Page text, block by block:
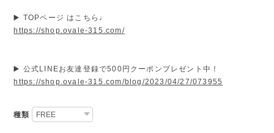
▶️ TOPページ はこちら♩
https://shop.ovale-315.com/
▶️ 公式LINEお友達登録で500円クーポンプレゼント中！
https://shop.ovale-315.com/blog/2023/04/27/073955
種類